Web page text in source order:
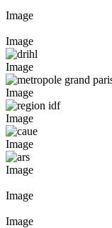
Image
Image
Image
Image
Image
Image
Image
Image
Image